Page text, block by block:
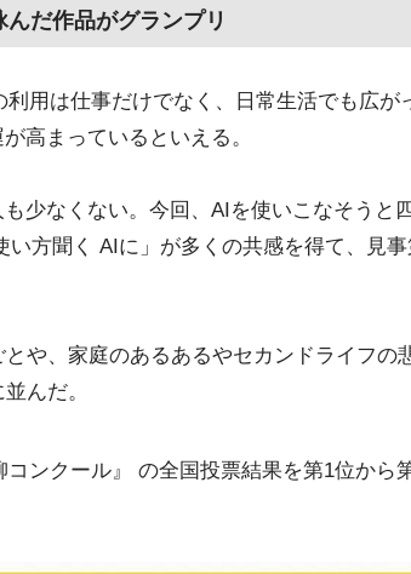
だ作品がグランプリ
利用は仕事だけでなく、日常生活でも広が
高まっているといえる。
少なくない。今回、AIを使いこなそうと
方聞く AIに」が多くの共感を得て、見事
や、家庭のあるあるやセカンドライフの
んだ。
ンクール』 の全国投票結果を第1位から